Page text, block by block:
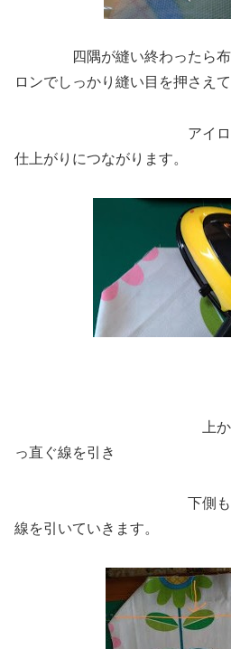
四隅が縫い終わったら布を
ロンでしっかり縫い目を押さえて
アイロンをかけ
仕上がりにつながります。
上から5.5ｃｍ
っ直ぐ線を引き
下側も同じよう
線を引いていきます。